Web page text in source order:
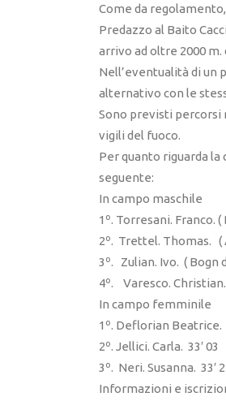
Come da
Predazzo al Baito
arrivo ad oltre 2000
Nell’eventualità di un
alternativo con le
Sono previsti percorsi
vigili del fuoco.
Per quanto riguarda
seguente:
In campo maschile
1º. Torresani. Franco. (
2º. Trettel. Thomas. (
3º. Zulian. Ivo. ( Bogn
4º. Varesco. Christian.
In campo femminile
1º. Deflorian Beatrice.
2º. Jellici. Carla. 33′ 03
3º. Neri. Susanna. 33′
Informazioni e